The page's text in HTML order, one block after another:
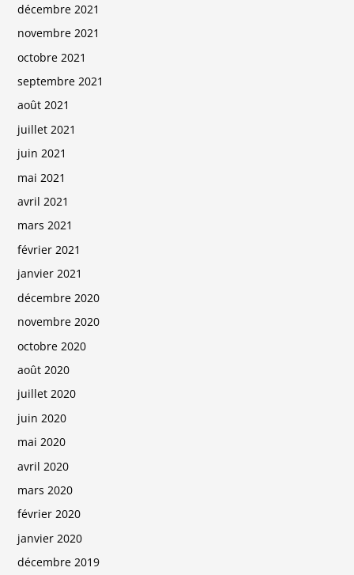
décembre 2021
novembre 2021
octobre 2021
septembre 2021
août 2021
juillet 2021
juin 2021
mai 2021
avril 2021
mars 2021
février 2021
janvier 2021
décembre 2020
novembre 2020
octobre 2020
août 2020
juillet 2020
juin 2020
mai 2020
avril 2020
mars 2020
février 2020
janvier 2020
décembre 2019